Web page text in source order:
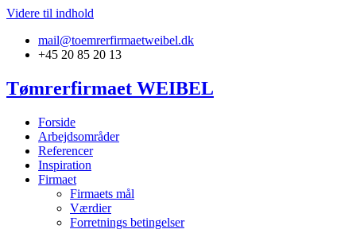
Videre til indhold
mail@toemrerfirmaetweibel.dk
+45 20 85 20 13
Tømrerfirmaet WEIBEL
Forside
Arbejdsområder
Referencer
Inspiration
Firmaet
Firmaets mål
Værdier
Forretnings betingelser